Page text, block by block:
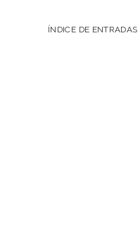
ÍNDICE DE ENTRADAS